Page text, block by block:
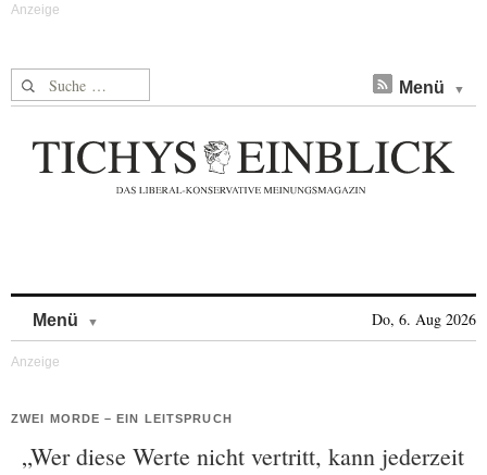
Suche nach: Menü
Menü Do, 6. Aug 2026
ZWEI MORDE – EIN LEITSPRUCH
„Wer diese Werte nicht vertritt, kann jederzeit